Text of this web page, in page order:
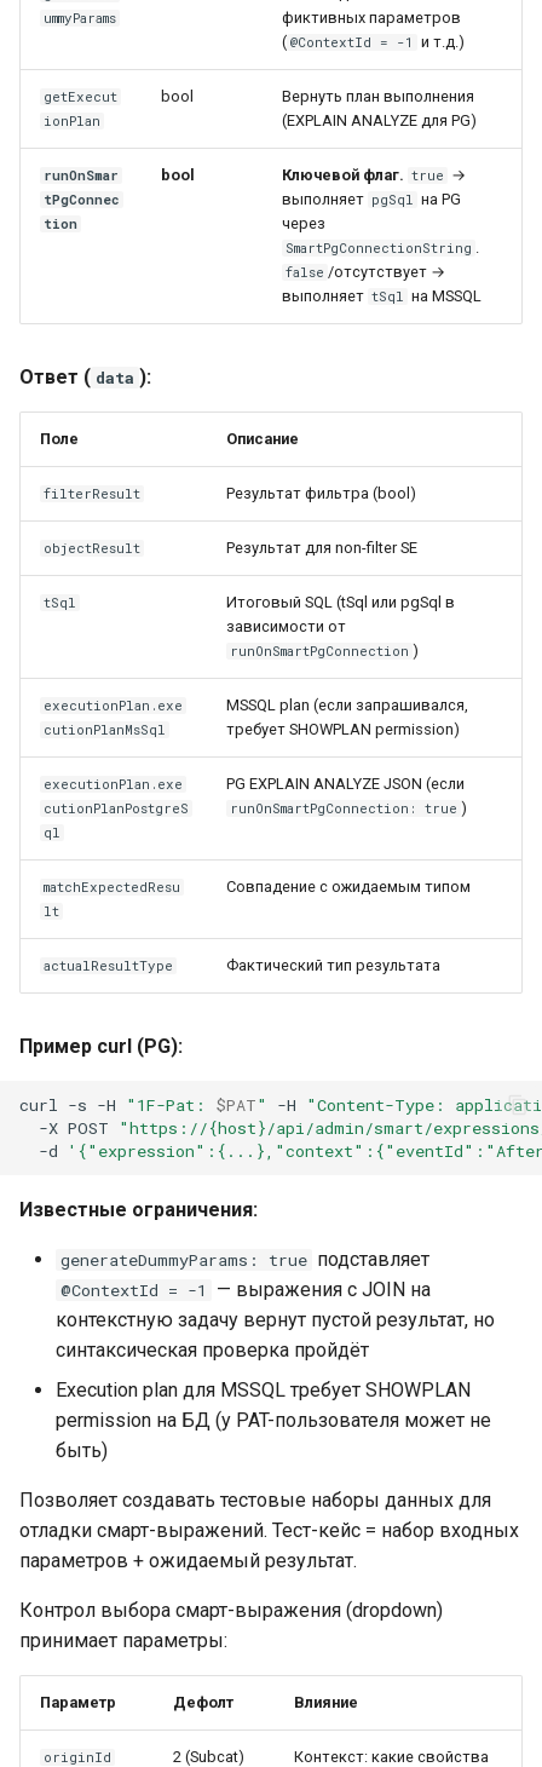
ummyParams
фиктивных параметров
( @ContextId = -1 и т.д.)
getExecut
ionPlan
bool
Вернуть план выполнения
(EXPLAIN ANALYZE для PG)
runOnSmar
tPgConnec
tion
bool Ключевой флаг. true →
выполняет pgSql на PG
через
SmartPgConnectionString .
false /отсутствует →
выполняет tSql на MSSQL
Ответ ( data ):
Поле Описание
filterResult Результат фильтра (bool)
objectResult Результат для non-filter SE
tSql
Итоговый SQL (tSql или pgSql в
зависимости от
runOnSmartPgConnection )
executionPlan.exe
cutionPlanMsSql
MSSQL plan (если запрашивался,
требует SHOWPLAN permission)
executionPlan.exe
cutionPlanPostgreS
ql
PG EXPLAIN ANALYZE JSON (если
runOnSmartPgConnection: true )
matchExpectedResu
lt
Совпадение с ожидаемым типом
actualResultType Фактический тип результата
Пример curl (PG):
curl -s -H "1F-Pat: $PAT" -H
"Content-Type:
-X POST
"https://{host}/api/admin/smart/
-d
Известные ограничения:
generateDummyParams: true подставляет
@ContextId = -1
— выражения с JOIN на
контекстную задачу вернут пустой результат, но
синтаксическая проверка пройдёт
Execution plan для MSSQL требует SHOWPLAN
permission на БД (у PAT-пользователя может не
быть)
Позволяет создавать тестовые наборы данных для
отладки смарт-выражений. Тест-кейс = набор входных
параметров + ожидаемый результат.
Контрол выбора смарт-выражения (dropdown)
принимает параметры:
Параметр Дефолт Влияние
originId 2 (Subcat)
Контекст: какие свойства